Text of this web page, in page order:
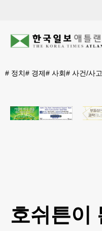
# 정치# 경제# 사회# 사건/사고
호쉬튼